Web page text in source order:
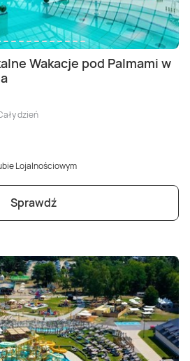
Wakacje pod Palmami w
dzień
Lojalnościowym
Sprawdź